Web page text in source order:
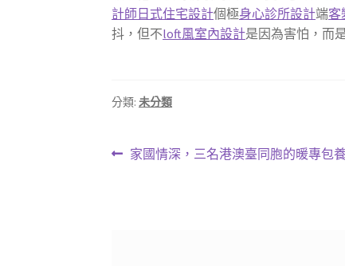
計師日式住宅設計個極身心診所設計端客
抖，但不loft風室內設計是因為害怕，而
分類:未分類
文上
家國情深，三名港澳臺同胞的暖專包